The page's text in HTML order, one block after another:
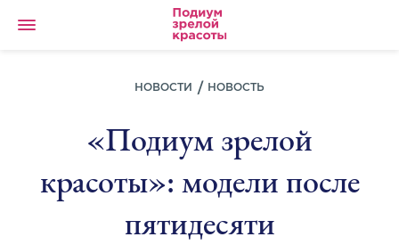
НОВОСТИ НОВОСТЬ
«Подиум зрелой
красоты»: модели после
пятидесяти